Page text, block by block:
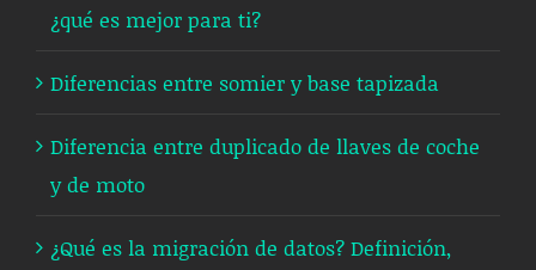
¿qué es mejor para ti?
Diferencias entre somier y base tapizada
Diferencia entre duplicado de llaves de coche
y de moto
¿Qué es la migración de datos? Definición,